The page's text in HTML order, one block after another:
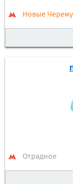
Новые
Отрадное